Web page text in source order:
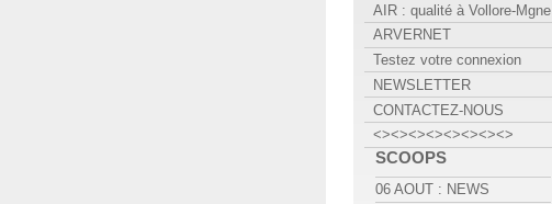
AIR : qualité à Vollore-Mgne
ARVERNET
Testez votre connexion
NEWSLETTER
CONTACTEZ-NOUS
<><><><><><><><>
SCOOPS
06 AOUT : NEWS